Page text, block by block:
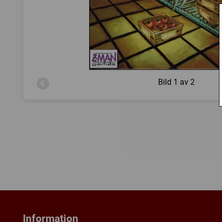
Bild 1 av 2
Information